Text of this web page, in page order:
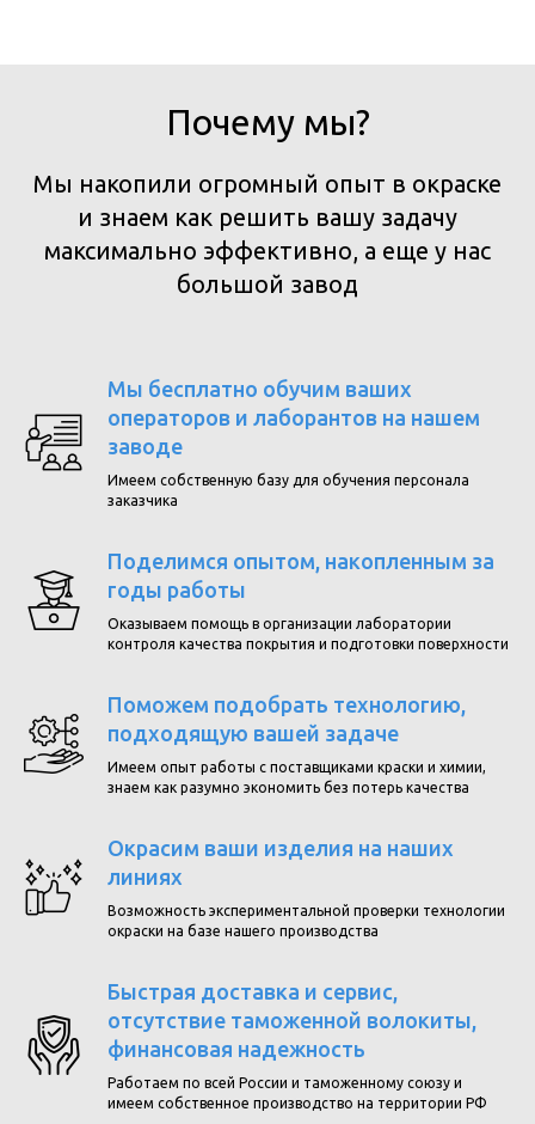
Почему мы?
Мы накопили огромный опыт в окраске
и знаем как решить вашу задачу
максимально эффективно, а еще у нас
большой завод
Мы бесплатно обучим ваших
операторов и лаборантов на нашем
заводе
Имеем собственную базу для обучения персонала
заказчика
Поделимся опытом, накопленным за
годы работы
Оказываем помощь в организации лаборатории
контроля качества покрытия и подготовки поверхности
Поможем подобрать технологию,
подходящую вашей задаче
Имеем опыт работы с поставщиками краски и химии,
знаем как разумно экономить без потерь качества
Окрасим ваши изделия на наших
линиях
Возможность экспериментальной проверки технологии
окраски на базе нашего производства
Быстрая доставка и сервис,
отсутствие таможенной волокиты,
финансовая надежность
Работаем по всей России и таможенному союзу и
имеем собственное производство на территории РФ